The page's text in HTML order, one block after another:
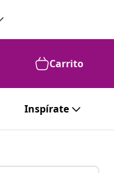
Carrito
Inspírate